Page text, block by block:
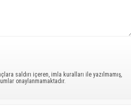
saldırı içeren, imla kuralları ile yazılmamış,
onaylanmamaktadır.